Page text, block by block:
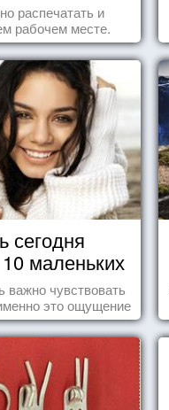
распечатать и
рабочем месте.
сегодня
маленьких
важно чувствовать
это ощущение
и превращает
праздник.